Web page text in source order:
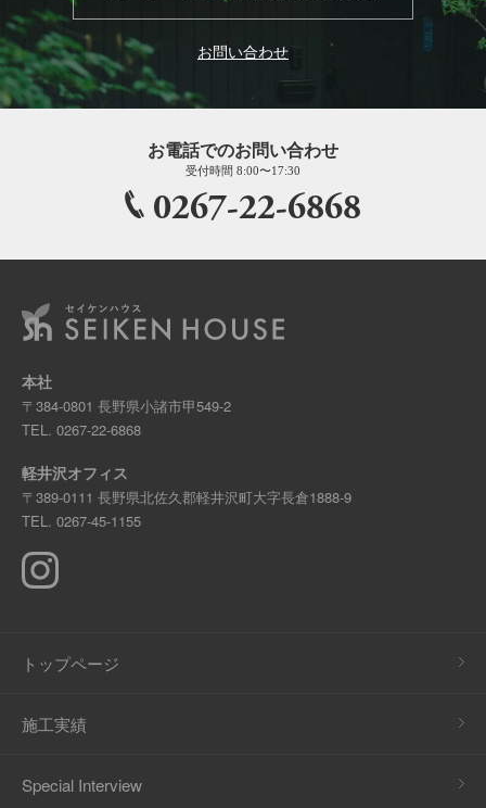
お問い合わせ
お電話でのお問い合わせ
受付時間 8:00〜17:30
0267-22-6868
本社
〒384-0801 長野県小諸市甲549-2
TEL. 0267-22-6868
軽井沢オフィス
〒389-0111 長野県北佐久郡軽井沢町大字長倉1888-9
TEL. 0267-45-1155
トップページ
施工実績
Special Interview